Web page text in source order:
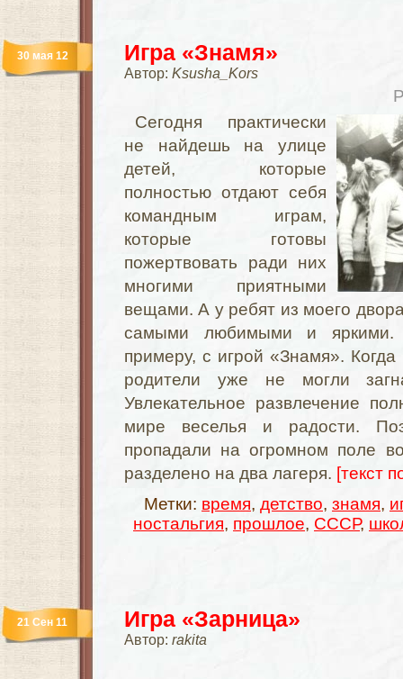
Игра «Знамя»
Автор: Ksusha_Kors
30 мая 12
Сегодня практически
не найдешь на улице
детей, которые
полностью отдают себя
командным играм,
которые готовы
пожертвовать ради них
многими приятными
вещами. А у ребят из моего
самыми любимыми и яркими.
примеру, с игрой «Знамя».
родители уже не могли
Увлекательное развлечение
мире веселья и радости.
пропадали на огромном поле
разделено на два лагеря. [текст
Метки: время, детство, знамя,
ностальгия, прошлое, СССР,
Игра «Зарница»
Автор: rakita
21 Сен 11